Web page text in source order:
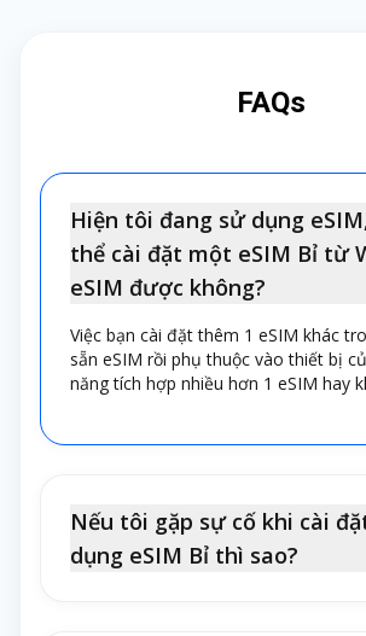
Tuy nhiên, bạn sẽ cần tự
động và tiết kiệm thời
mua eSIM trước tại Việt
muốn so sánh nhiều lựa
bạn có thể mua eSIM khi đến
FAQs
Hiện tôi đang sử dụng
thể cài đặt một eSIM Bỉ từ
eSIM được không?
Việc bạn cài đặt thêm 1 eSIM khác
sẵn eSIM rồi phụ thuộc vào thiết bị
năng tích hợp nhiều hơn 1 eSIM hay
Nếu tôi gặp sự cố khi cài
dụng eSIM Bỉ thì sao?